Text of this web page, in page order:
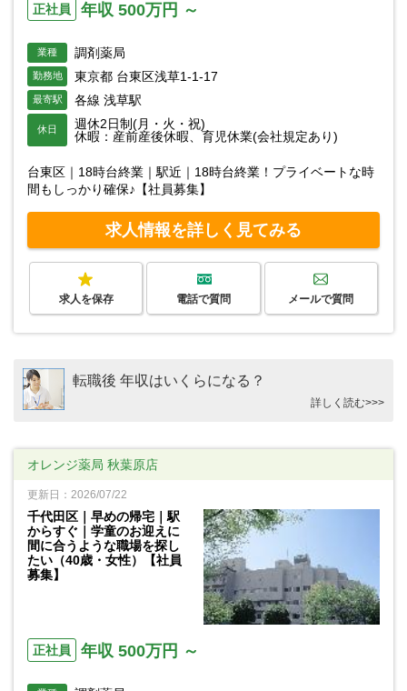
正社員 年収 500万円 ～
業種 調剤薬局
勤務地 東京都 台東区浅草1-1-17
最寄駅 各線 浅草駅
休日
週休2日制(月・火・祝)
休暇：産前産後休暇、育児休業(会社規定あり)
台東区｜18時台終業｜駅近｜18時台終業！プライベートな時
間もしっかり確保♪【社員募集】
求人情報を詳しく見てみる
求人を保存 電話で質問 メールで質問
転職後 年収はいくらになる？
詳しく読む>>>
オレンジ薬局 秋葉原店
更新日：2026/07/22
千代田区｜早めの帰宅｜駅
からすぐ｜学童のお迎えに
間に合うような職場を探し
たい（40歳・女性）【社員
募集】
正社員 年収 500万円 ～